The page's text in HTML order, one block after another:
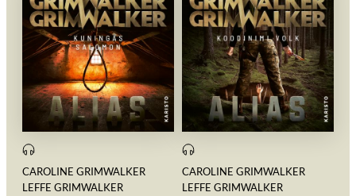
CAROLINE GRIMWALKER
LEFFE GRIMWALKER
CAROLINE GRIMWALKER
LEFFE GRIMWALKER